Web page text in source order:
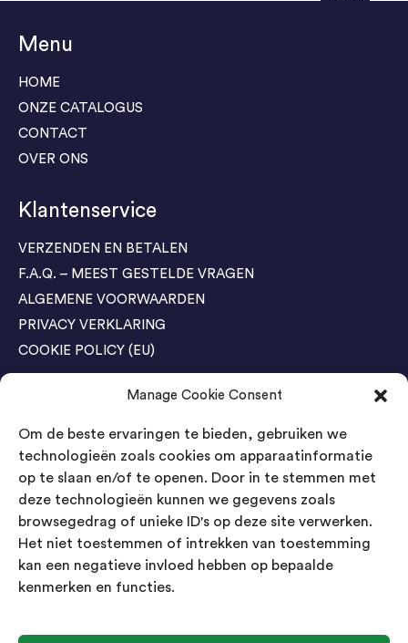
Manage Cookie Consent
Om de beste ervaringen te bieden, gebruiken we
technologieën zoals cookies om apparaatinformatie
op te slaan en/of te openen. Door in te stemmen met
deze technologieën kunnen we gegevens zoals
browsegedrag of unieke ID's op deze site verwerken.
Het niet toestemmen of intrekken van toestemming
kan een negatieve invloed hebben op bepaalde
kenmerken en functies.
Menu
HOME
ONZE CATALOGUS
CONTACT
OVER ONS
Klantenservice
VERZENDEN EN BETALEN
F.A.Q. – MEEST GESTELDE VRAGEN
ALGEMENE VOORWAARDEN
PRIVACY VERKLARING
COOKIE POLICY (EU)
Agenda Trade Shows
04-05 November / SVG FAIR Winterswijk
Bestel GRATIS kaarten
24-26 March / IAW Trade Fair - Cologne
Bestel GRATIS kaarten
Contact